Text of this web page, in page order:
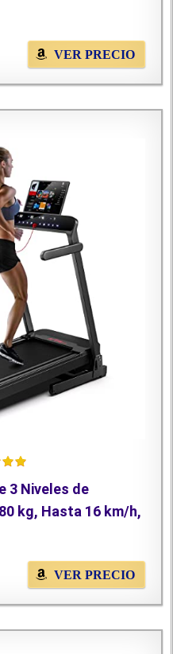
VER PRECIO
3 Niveles de
kg, Hasta 16 km/h,
VER PRECIO